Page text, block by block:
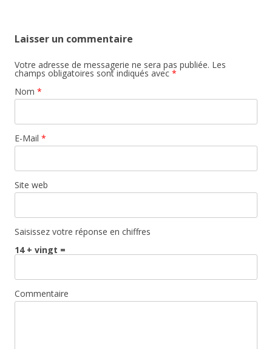
Laisser un commentaire
Votre adresse de messagerie ne sera pas publiée. Les
champs obligatoires sont indiqués avec *
Nom *
E-Mail *
Site web
Saisissez votre réponse en chiffres
14 + vingt =
Commentaire